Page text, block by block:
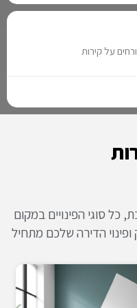
על קירות
כל סוגי הפינויים במקום
ופינוי הדירה שלכם מתחיל